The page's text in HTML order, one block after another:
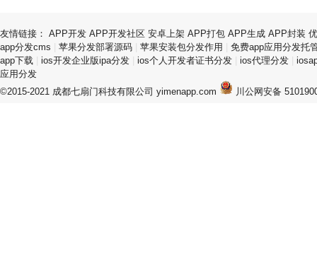
友情链接： APP开发 APP开发社区 安卓上架 APP打包 APP生成 APP封装
app分发cms
苹果分发部署源码 苹果安装包分发作用
免费app应用分发托
app下载
ios开发企业版ipa分发 ios个人开发者证书分发 ios代理分发
应用分发
©2015-2021 成都七扇门科技有限公司 yimenapp.com
川公网安备